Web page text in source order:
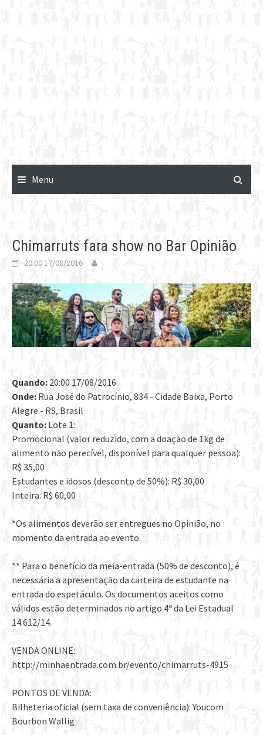
Menu
Chimarruts fara show no Bar Opinião
20:00 17/08/2016
Quando: 20:00 17/08/2016
Onde: Rua José do Patrocínio, 834 - Cidade Baixa, Porto
Alegre - RS, Brasil
Quanto: Lote 1:
Promocional (valor reduzido, com a doação de 1kg de
alimento não perecível, disponível para qualquer pessoa):
R$ 35,00
Estudantes e idosos (desconto de 50%): R$ 30,00
Inteira: R$ 60,00
*Os alimentos deverão ser entregues no Opinião, no
momento da entrada ao evento.
** Para o benefício da meia-entrada (50% de desconto), é
necessária a apresentação da carteira de estudante na
entrada do espetáculo. Os documentos aceitos como
válidos estão determinados no artigo 4º da Lei Estadual
14.612/14.
VENDA ONLINE:
http://minhaentrada.com.br/evento/chimarruts-4915
PONTOS DE VENDA:
Bilheteria oficial (sem taxa de conveniência): Youcom
Bourbon Wallig